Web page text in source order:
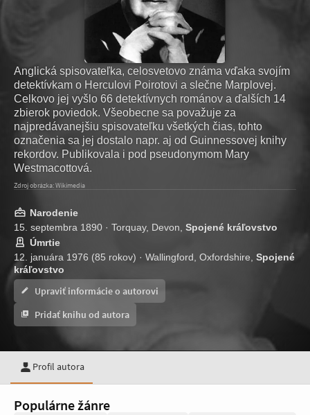
Anglická spisovateľka, celosvetovo známa vďaka svojím
detektívkam o Herculovi Poirotovi a slečne Marplovej.
Celkovo jej vyšlo 66 detektívnych románov a ďalších 14
zbierok poviedok. Všeobecne sa považuje za
najpredávanejšiu spisovateľku všetkých čias, tohto
označenia sa jej dostalo napr. aj od Guinnessovej knihy
rekordov. Publikovala i pod pseudonymom Mary
Westmacottová.
Zdroj obrázka: Wikimedia
Narodenie
15. septembra 1890 · Torquay, Devon, Spojené kráľovstvo
Úmrtie
12. januára 1976 (85 rokov) · Wallingford, Oxfordshire, Spojené
kráľovstvo
Upraviť informácie o autorovi
Pridať knihu od autora
Profil autora
Populárne žánre